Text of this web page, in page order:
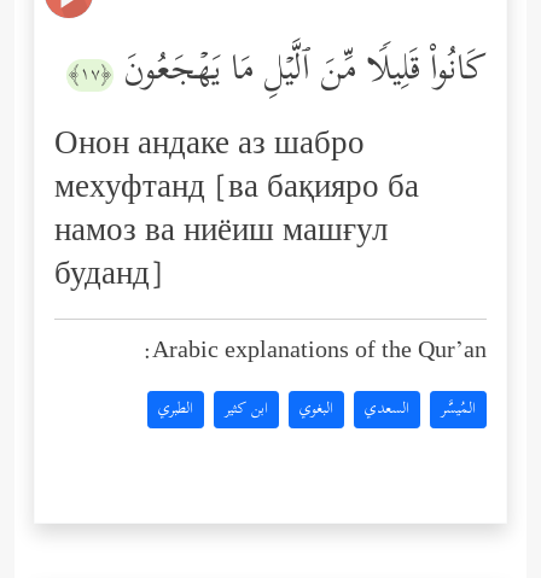
كَانُواْ قَلِیلࣰا مِّنَ ٱلَّیۡلِ مَا یَهۡجَعُونَ ﴿١٧﴾
Онон андаке аз шабро
мехуфтанд [ва бақияро ба
намоз ва ниёиш машғул
буданд]
Arabic explanations of the Qur’an:
المُيسَّر السعدي البغوي ابن كثير الطبري